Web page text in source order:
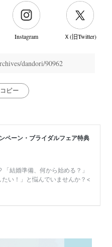
Instagram Ｘ(旧Twitter)
dandori/90962
ピー